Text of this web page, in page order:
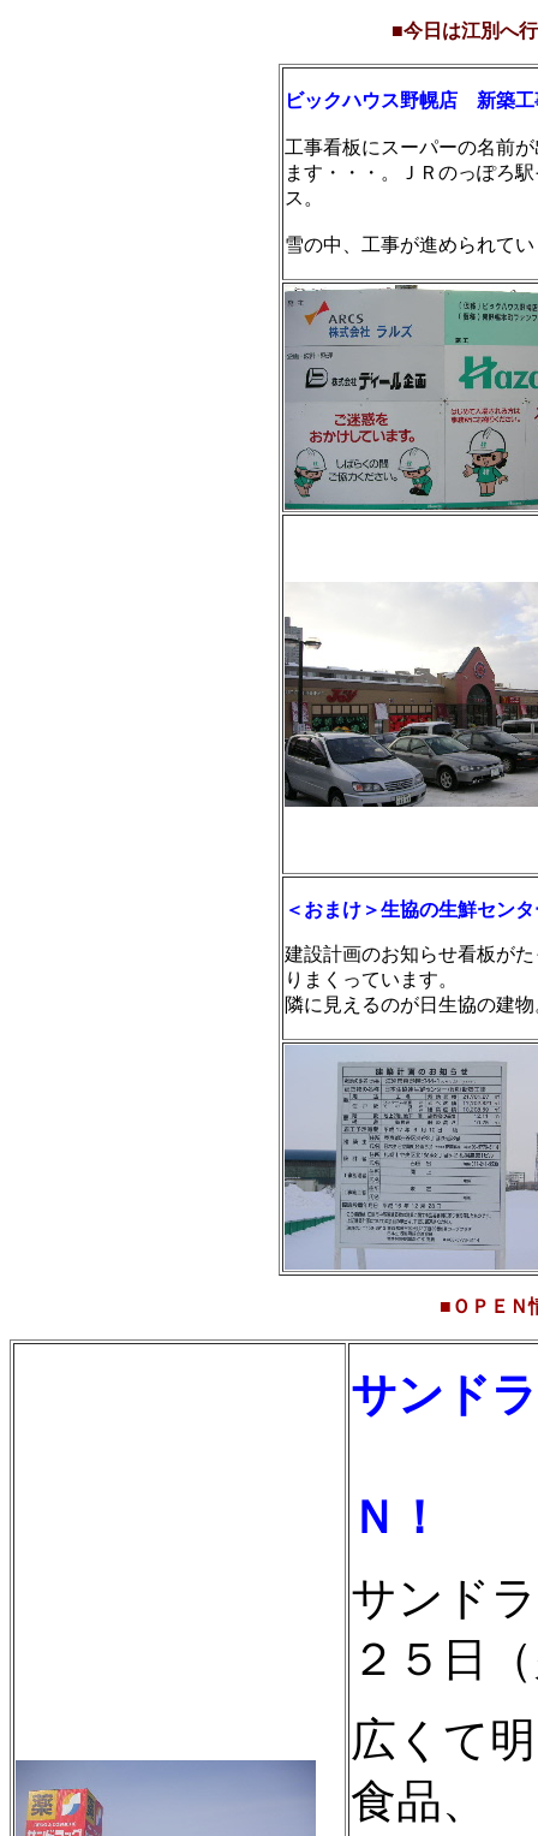
■今日は江別へ
ビックハウス野幌店 新築工
工事看板にスーパーの名前
ます・・・。ＪＲのっぽろ
ス。
雪の中、工事が進められて
＜おまけ＞生協の生鮮セン
建設計画のお知らせ看板が
りまくっています。
隣に見えるのが日生協の建物
■ＯＰＥＮ
サンド
Ｎ！
サンド
２５日
広くて
食品、